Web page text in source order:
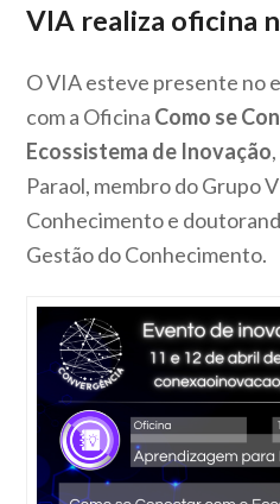
VIA realiza oficina
O VIA esteve presente no
com a Oficina Como se
Ecossistema de Inovação
Paraol, membro do Grupo
Conhecimento e
Gestão do Conhecimento.